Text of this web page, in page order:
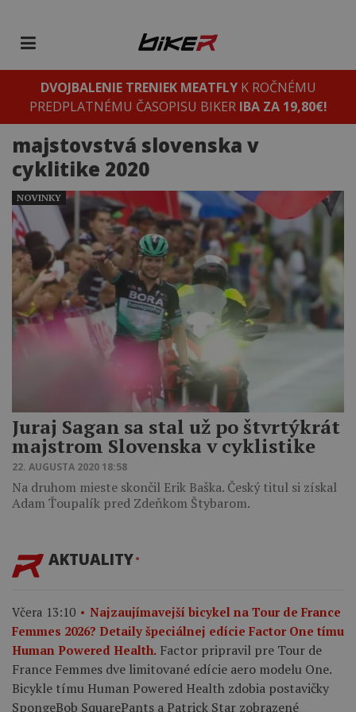
DVOJBALENIE TRENIEK MEATFLYK ROČNÉMU
PREDPLATNÉMU ČASOPISU BIKER IBA ZA 19,80€!
majstovstvá slovenska v
cyklitike 2020
Juraj Sagan sa stal už po štvrtýkrát
majstrom Slovenska v cyklistike
22. AUGUSTA 2020 18:58
Na druhom mieste skončil Erik Baška. Český titul si získal
Adam Ťoupalík pred Zdeňkom Štybarom.
NOVINKY
AKTUALITY
Včera 13:10
Najzaujímavejší bicykel na Tour de France
Femmes 2026? Detaily špeciálnej edície Factor One tímu
Human Powered Health. Factor pripravil pre Tour de
France Femmes dve limitované edície aero modelu One.
Bicykle tímu Human Powered Health zdobia postavičky
SpongeBob SquarePants a Patrick Star zobrazené